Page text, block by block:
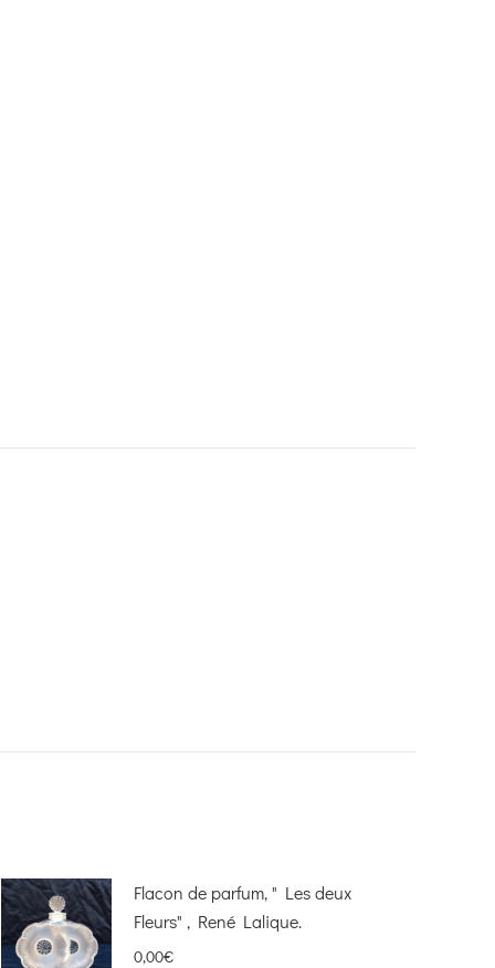
Flacon de parfum, " Les deux
Fleurs" , René Lalique.
0,00€